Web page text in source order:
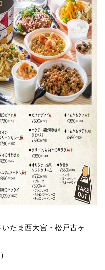
たま西大宮・松戸古ヶ